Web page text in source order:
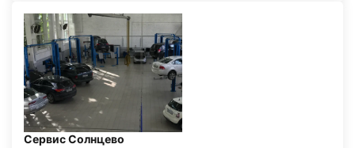
Сервис Солнцево